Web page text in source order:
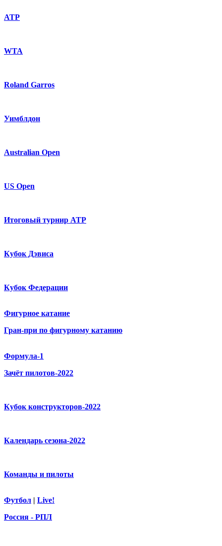
ATP
WTA
Roland Garros
Уимблдон
Australian Open
US Open
Итоговый турнир ATP
Кубок Дэвиса
Кубок Федерации
Фигурное катание
Гран-при по фигурному катанию
Формула-1
Зачёт пилотов-2022
Кубок конструкторов-2022
Календарь сезона-2022
Команды и пилоты
Футбол | Live!
Россия - РПЛ